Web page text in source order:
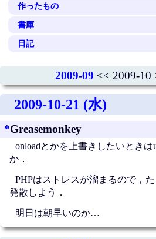
作ったもの
書庫
日記
2009-09 << 2009-10
2009-10-21 (水)
*Greasemonkey
onloadとかを上書きしたいときは
か．
PHPはストレスが溜まるので，た
発散しよう．
明日は朝早いのか…